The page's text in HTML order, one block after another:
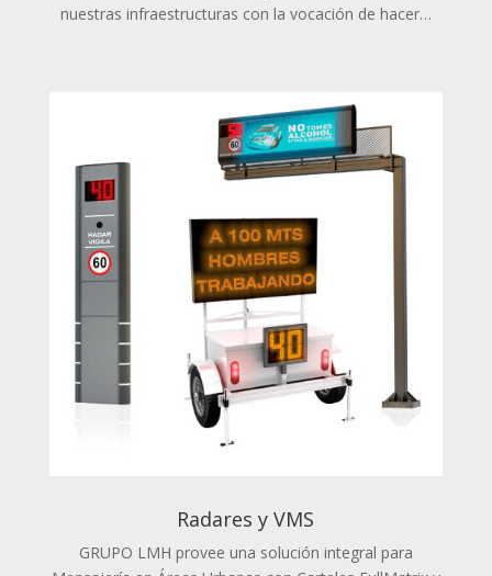
nuestras infraestructuras con la vocación de hacer…
Radares y VMS
GRUPO LMH provee una solución integral para